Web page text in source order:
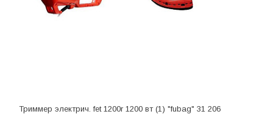
Триммер электрич. fet 1200r 1200 вт (1) "fubag" 31 206